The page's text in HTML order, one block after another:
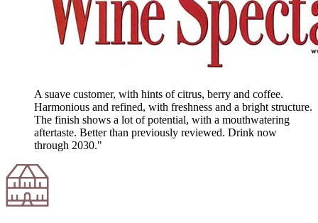
A suave customer, with hints of citrus, berry and coffee.
Harmonious and refined, with freshness and a bright structure.
The finish shows a lot of potential, with a mouthwatering
aftertaste. Better than previously reviewed. Drink now
through 2030."